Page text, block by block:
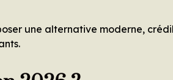
une alternative moderne,